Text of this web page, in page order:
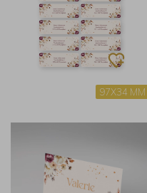
97X34 MM